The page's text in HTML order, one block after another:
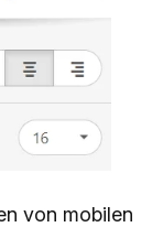
von mobilen